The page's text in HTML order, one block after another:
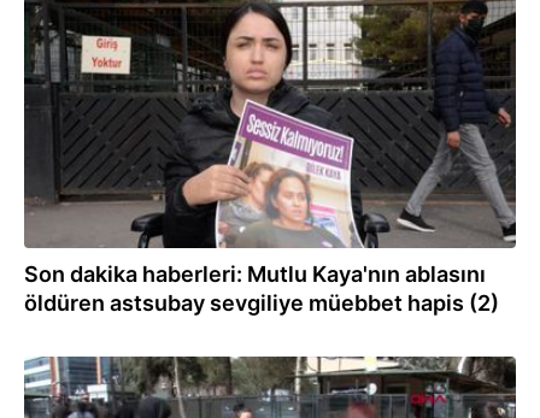
23.02.2022
Son dakika haberleri: Mutlu Kaya'nın ablasını
öldüren astsubay sevgiliye müebbet hapis (2)
23.02.2022